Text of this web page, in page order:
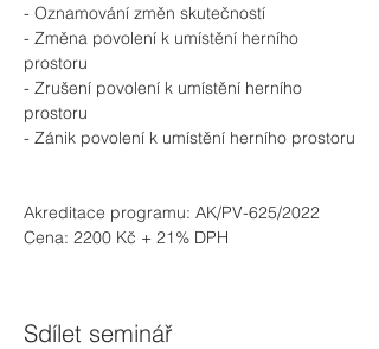
- Oznamování změn skutečností
- Změna povolení k umístění herního
prostoru
- Zrušení povolení k umístění herního
prostoru
- Zánik povolení k umístění herního prostoru
Akreditace programu: AK/PV-625/2022
Cena: 2200 Kč + 21% DPH
Sdílet seminář